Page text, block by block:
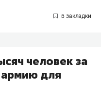
человек за
армию для